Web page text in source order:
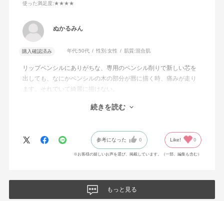
使った満足度:★★★★
ぬかるみん
購入確認済み 年代:50代 性別:女性 肌質:混合肌
リップペンシルにありがちな、専用のペンシル削りで新しい芯を
出しても、なにかペンシルの木の部分が唇に描く時、痛みが走り
ます。それでいて綺麗に描けない。
からず、ストレスなく描くことができます。
続きを読む
参考になった 0 Like! 0
※お客様の嬉しいお声を選び、掲載しています。（一部、編集も含む）
もっと見る